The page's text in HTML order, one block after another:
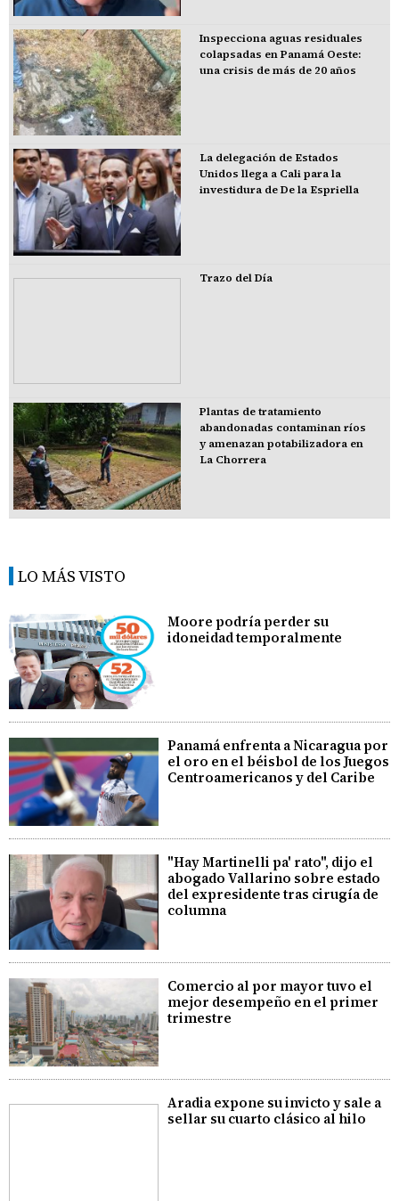
Inspecciona aguas residuales
colapsadas en Panamá Oeste:
una crisis de más de 20 años
La delegación de Estados
Unidos llega a Cali para la
investidura de De la Espriella
Trazo del Día
Plantas de tratamiento
abandonadas contaminan ríos
y amenazan potabilizadora en
La Chorrera
LO MÁS VISTO
Moore podría perder su
idoneidad temporalmente
Panamá enfrenta a Nicaragua por
el oro en el béisbol de los Juegos
Centroamericanos y del Caribe
"Hay Martinelli pa' rato", dijo el
abogado Vallarino sobre estado
del expresidente tras cirugía de
columna
Comercio al por mayor tuvo el
mejor desempeño en el primer
trimestre
Aradia expone su invicto y sale a
sellar su cuarto clásico al hilo